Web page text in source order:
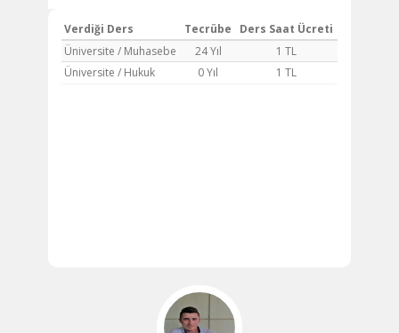
Verdiği Ders Tecrübe
Ders Saat Ücreti
Üniversite / Muhasebe
24 Yıl
1 TL
Üniversite / Hukuk
0 Yıl 1 TL